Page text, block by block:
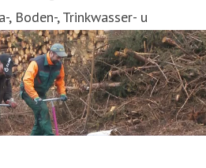
Boden-, Trinkwasser- u